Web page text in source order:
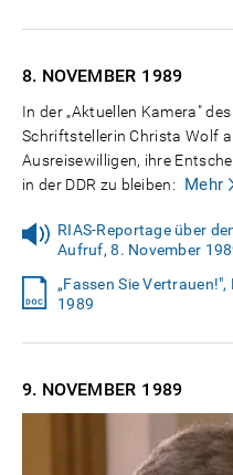
8. NOVEMBER 1989
In der „Aktuellen Kamera"
Schriftstellerin Christa Wolf
Ausreisewilligen, ihre
in der DDR zu bleiben:
Mehr
RIAS-Reportage über
Aufruf, 8. November
„Fassen Sie
1989
9. NOVEMBER 1989